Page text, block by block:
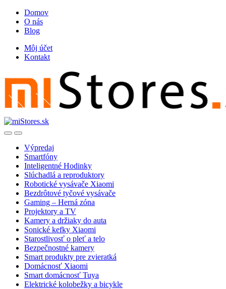
Skip
navigation
Skip
content
Domov
O nás
Blog
Môj účet
Kontakt
OpenClose
Výpredaj
Smartfóny
Inteligentné Hodinky
Slúchadlá a reproduktory
Robotické vysávače Xiaomi
Bezdrôtové tyčové vysávače
Gaming – Herná zóna
Projektory a TV
Kamery a držiaky do auta
Sonické kefky Xiaomi
Starostlivosť o pleť a telo
Bezpečnostné kamery
Smart produkty pre zvieratká
Domácnosť Xiaomi
Smart domácnosť Tuya
Elektrické kolobežky a bicykle